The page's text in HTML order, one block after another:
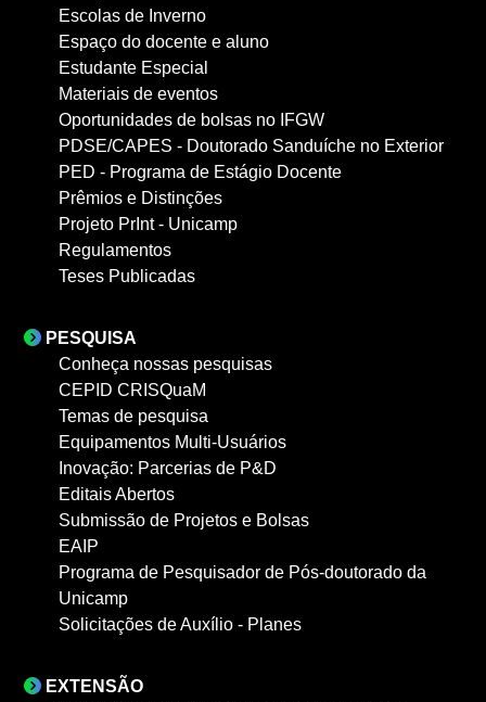
Escolas de Inverno
Espaço do docente e aluno
Estudante Especial
Materiais de eventos
Oportunidades de bolsas no IFGW
PDSE/CAPES - Doutorado Sanduíche no Exterior
PED - Programa de Estágio Docente
Prêmios e Distinções
Projeto PrInt - Unicamp
Regulamentos
Teses Publicadas
PESQUISA
Conheça nossas pesquisas
CEPID CRISQuaM
Temas de pesquisa
Equipamentos Multi-Usuários
Inovação: Parcerias de P&D
Editais Abertos
Submissão de Projetos e Bolsas
EAIP
Programa de Pesquisador de Pós-doutorado da
Unicamp
Solicitações de Auxílio - Planes
EXTENSÃO